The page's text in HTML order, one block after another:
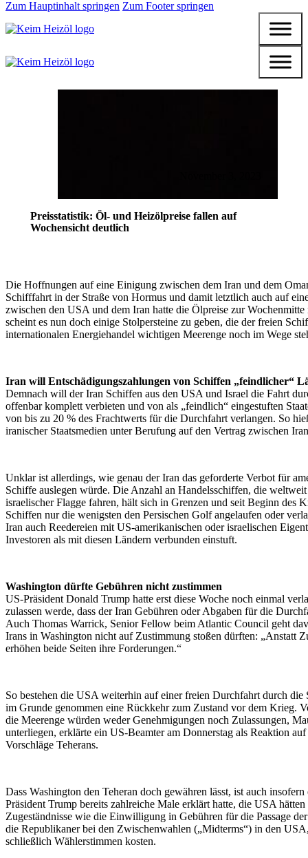
Zum Hauptinhalt springen Zum Footer springen
Preisstatistik: Öl- und Heizölpreise fallen auf
Wochensicht deutlich
Die Hoffnungen auf eine Einigung zwischen dem Iran und dem
Schifffahrt in der Straße von Hormus und damit letztlich auch auf
zwischen den USA und dem Iran hatte die Ölpreise zur
scheint es nun doch einige Stolpersteine zu geben, die der freien
internationalen Energiehandel wichtigen Meerenge noch im Wege
Iran will Entschädigungszahlungen von Schiffen „feindlicher“
Demnach will der Iran Schiffen aus den USA und Israel die Fahrt
offenbar komplett verbieten und von als „feindlich“ eingestuften
von bis zu 20 % des Frachtwerts für die Durchfahrt verlangen. So
iranischer Staatsmedien unter Berufung auf den Vertrag zwischen
Unklar ist allerdings, wie genau der Iran das geforderte Verbot für
Schiffe auslegen würde. Die Anzahl an Handelsschiffen, die
israelischer Flagge fahren, hält sich in Grenzen und seit Beginn des
Schiffen nur die wenigsten den Persischen Golf angelaufen oder
Iran auch Reedereien mit US-amerikanischen oder israelischen
Investoren als mit diesen Ländern verbunden einstuft.
Washington dürfte Gebühren nicht zustimmen
US-Präsident Donald Trump hatte erst diese Woche noch einmal
zulassen werde, dass der Iran Gebühren oder Abgaben für die
Auch Thomas Warrick, Senior Fellow beim Atlantic Council geht
Irans in Washington nicht auf Zustimmung stoßen dürften: „Anstatt
erhöhen beide Seiten ihre Forderungen.“
So bestehen die USA weiterhin auf einer freien Durchfahrt durch
im Grunde genommen eine Rückkehr zum Zustand vor dem Krieg.
die Meerenge würden weder Genehmigungen noch Zulassungen,
unterliegen, erklärte ein US-Beamter am Donnerstag als Reaktion
Vorschläge Teherans.
Dass Washington den Teheran doch gewähren lässt, ist auch
Präsident Trump bereits zahlreiche Male erklärt hatte, die USA
Zugeständnisse wie die Einwilligung in Gebühren für die Passage
die Republikaner bei den Zwischenwahlen („Midterms“) in den
schließlich Wählerstimmen kosten.